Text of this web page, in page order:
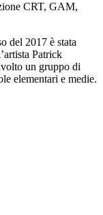
CRT, GAM,
del 2017 è stata
Patrick
un gruppo di
elementari e medie.